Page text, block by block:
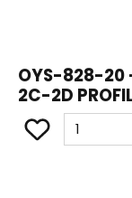
OYS-828-20
2C-2D